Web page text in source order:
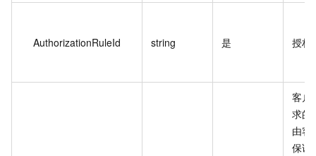
AuthorizationRuleId string 是 授权
客户
求的
由客
保证